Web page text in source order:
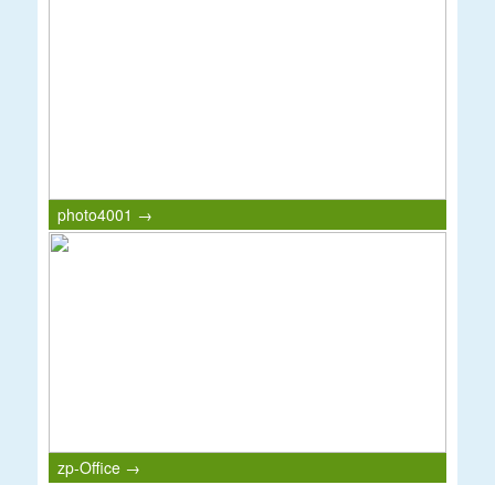
photo4001 →
zp-Office →